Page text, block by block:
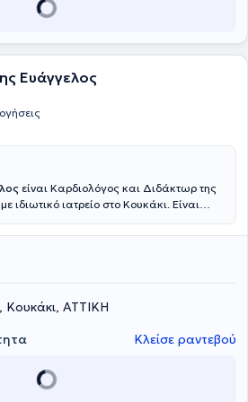
Ευάγγελος
είναι Καρδιολόγος και Διδάκτωρ της
ιδιωτικό ιατρείο στο Κουκάκι. Είναι
ειδικεύτηκε στην Παθολογία
MGH Hospital της Βοστώνης των
στην Καρδιολογία, έχοντας
νοσοκομείο της Μον Βελγίου αλλά και ως
Κλινικής του 251 ΓΝΑ και, στη
Τέλος, δημιούργησε το
δήμου Παπάγου και αναβάθμισε το
Κουκάκι, ΑΤΤΙΚΗ
Κλείσε ραντεβού